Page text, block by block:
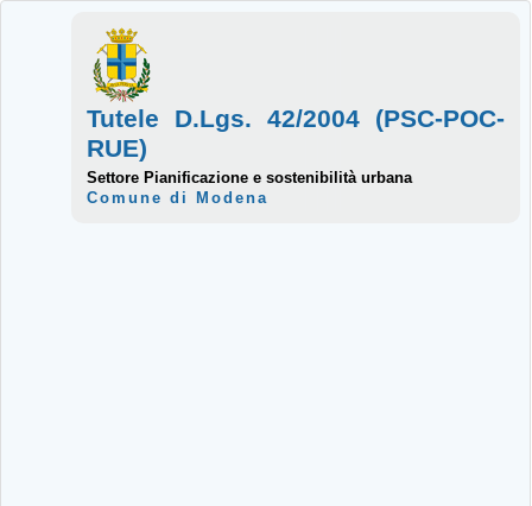
Tutele D.Lgs. 42/2004 (PSC-POC-
RUE)
Settore Pianificazione e sostenibilità urbana
Comune di Modena